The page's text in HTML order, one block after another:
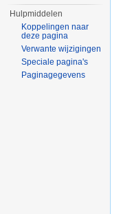
Hulpmiddelen
Koppelingen naar
deze pagina
Verwante wijzigingen
Speciale pagina's
Paginagegevens